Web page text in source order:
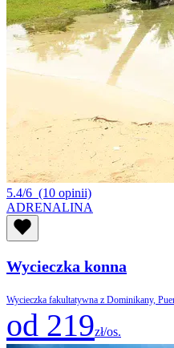
5.4/6 (10 opinii)
ADRENALINA
Wycieczka konna
Wycieczka fakultatywna z Dominikany,
od 219zł/os.